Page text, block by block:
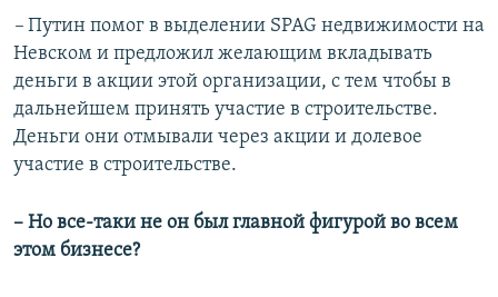
– Путин помог в выделении SPAG недвижимости на
Невском и предложил желающим вкладывать
деньги в акции этой организации, с тем чтобы в
дальнейшем принять участие в строительстве.
Деньги они отмывали через акции и долевое
участие в строительстве.
– Но все-таки не он был главной фигурой во всем
этом бизнесе?